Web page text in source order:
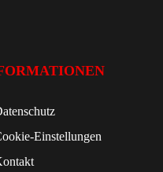
Einstellungen